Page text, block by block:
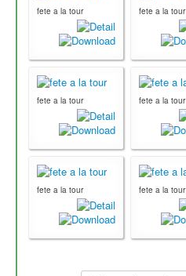
fete a la tour fete a la tour
fete a la tour fete a la tour
fete a la tour fete a la tour